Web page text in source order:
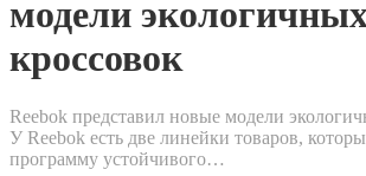
модели
кроссовок
Reebok представил новые модели
У Reebok есть две линейки товаров,
программу устойчивого…